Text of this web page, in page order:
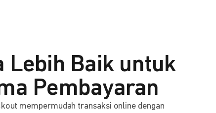
Lebih Baik untuk
Pembayaran
mempermudah transaksi online dengan